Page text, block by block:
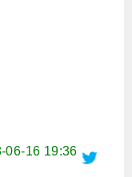
06-16 19:36